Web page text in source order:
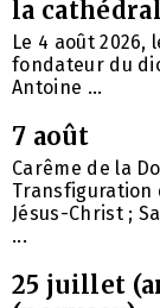
la
Le 4 août 2026,
fondateur du
Antoine ...
7 août
Carême de la
Transfiguration
Jésus-Christ ;
...
25 juillet